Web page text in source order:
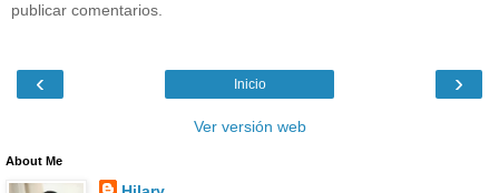
publicar comentarios.
‹ ›
Inicio
Ver versión web
About Me